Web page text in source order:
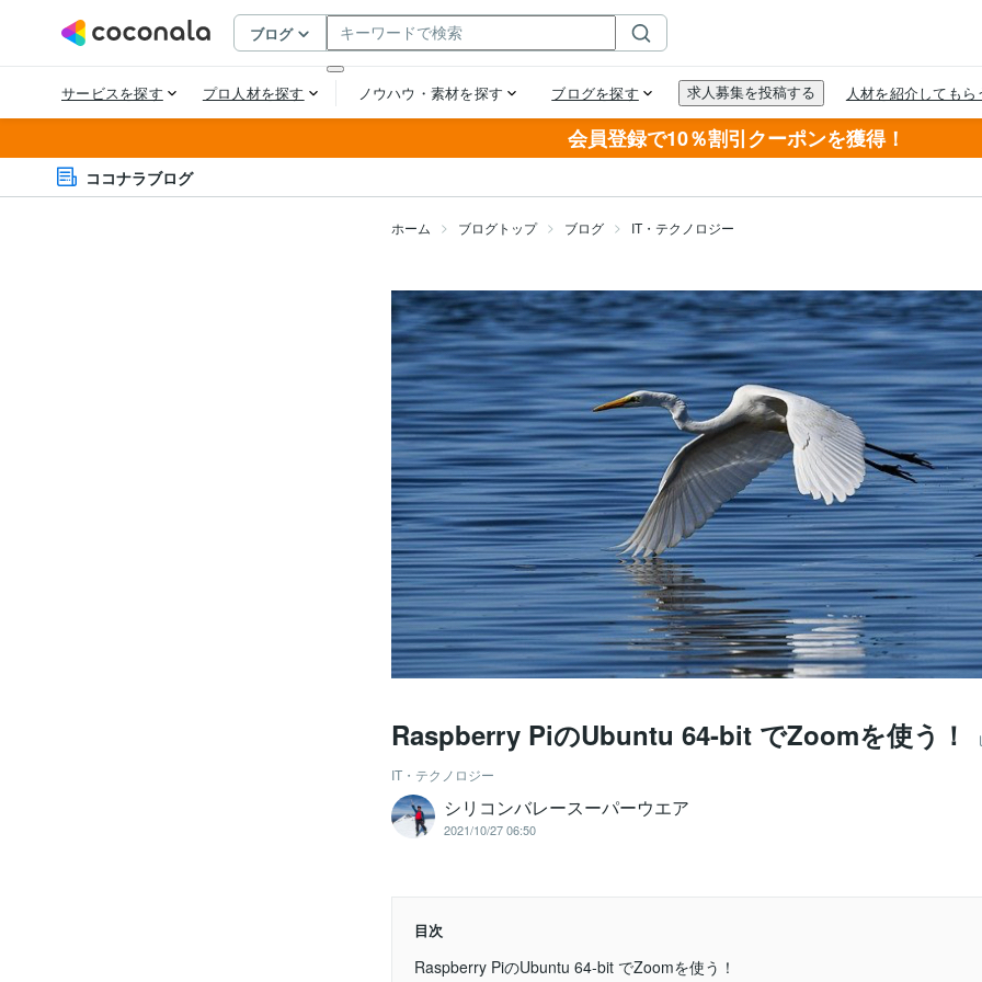
会員登録で10％割引クーポンを獲得！
ココナラブログ
ホーム ブログトップ ブログ IT・テクノロジー
Raspberry PiのUbuntu 64-bit でZoomを使う！
IT・テクノロジー
シリコンバレースーパーウエア
2021/10/27 06:50
目次
Raspberry PiのUbuntu 64-bit でZoomを使う！